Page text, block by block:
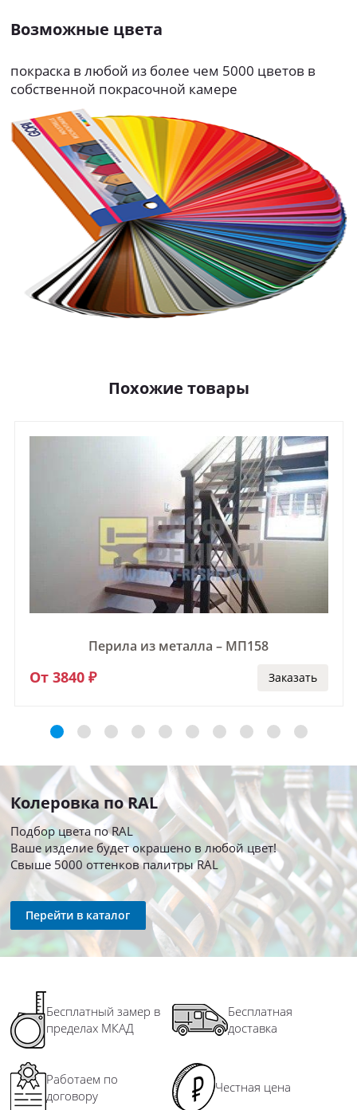
Возможные цвета
покраска в любой из более чем 5000 цветов в
собственной покрасочной камере
Похожие товары
Перила из металла – МП158
От 3840 ₽ Заказать
Колеровка по RAL
Подбор цвета по RAL
Ваше изделие будет окрашено в любой цвет!
Свыше 5000 оттенков палитры RAL
Перейти в каталог
Бесплатный замер в
пределах МКАД
Бесплатная
доставка
Работаем по
договору
Честная цена